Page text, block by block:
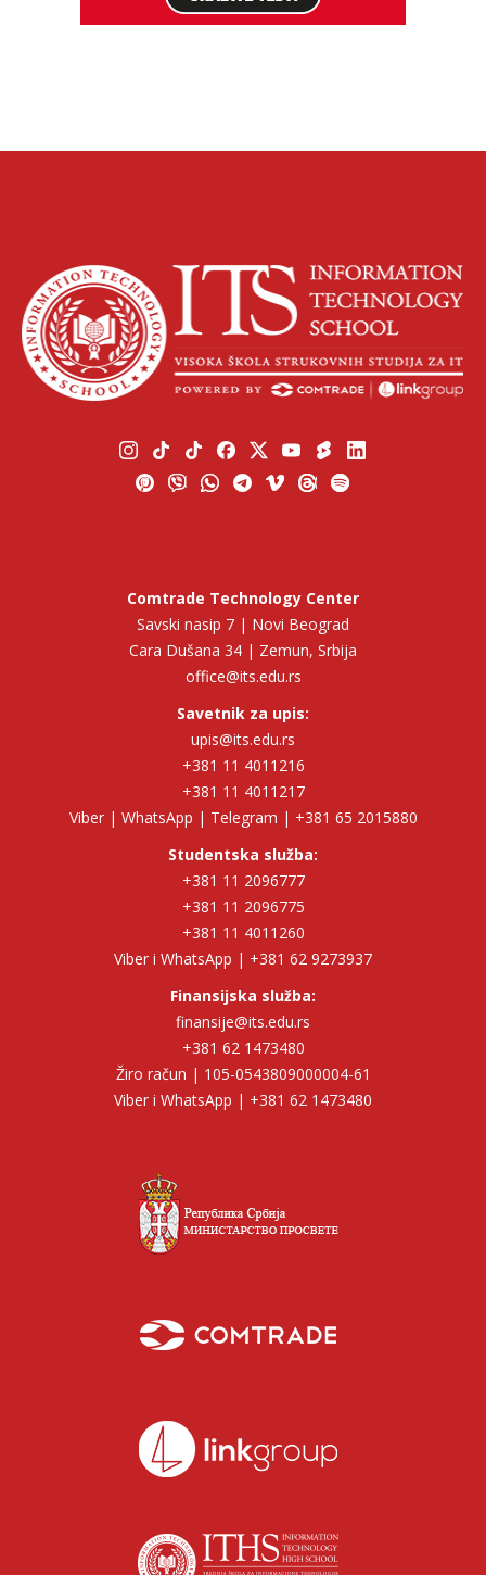
Comtrade Technology Center
Savski nasip 7 | Novi Beograd
Cara Dušana 34 | Zemun, Srbija
office@its.edu.rs
Savetnik za upis:
upis@its.edu.rs
+381 11 4011216
+381 11 4011217
Viber | WhatsApp | Telegram | +381 65 2015880
Studentska služba:
+381 11 2096777
+381 11 2096775
+381 11 4011260
Viber i WhatsApp | +381 62 9273937
Finansijska služba:
finansije@its.edu.rs
+381 62 1473480
Žiro račun | 105-0543809000004-61
Viber i WhatsApp | +381 62 1473480